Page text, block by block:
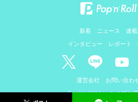
新着 ニュース
連載
インタビュー
レポート
運営会社
お問い合わ
Cookieポリシーとオプト